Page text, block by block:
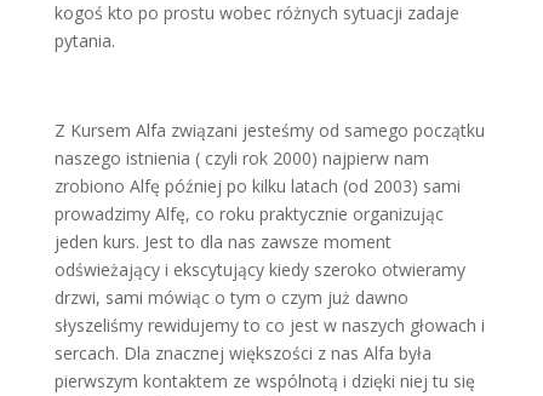
kogoś kto po prostu wobec różnych sytuacji zadaje
pytania.
Z Kursem Alfa związani jesteśmy od samego początku
naszego istnienia ( czyli rok 2000) najpierw nam
zrobiono Alfę później po kilku latach (od 2003) sami
prowadzimy Alfę, co roku praktycznie organizując
jeden kurs. Jest to dla nas zawsze moment
odświeżający i ekscytujący kiedy szeroko otwieramy
drzwi, sami mówiąc o tym o czym już dawno
słyszeliśmy rewidujemy to co jest w naszych głowach i
sercach. Dla znacznej większości z nas Alfa była
pierwszym kontaktem ze wspólnotą i dzięki niej tu się